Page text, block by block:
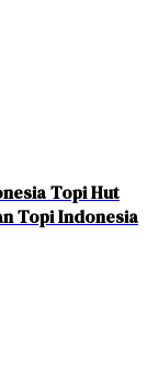
Topi Hut
Topi Indonesia